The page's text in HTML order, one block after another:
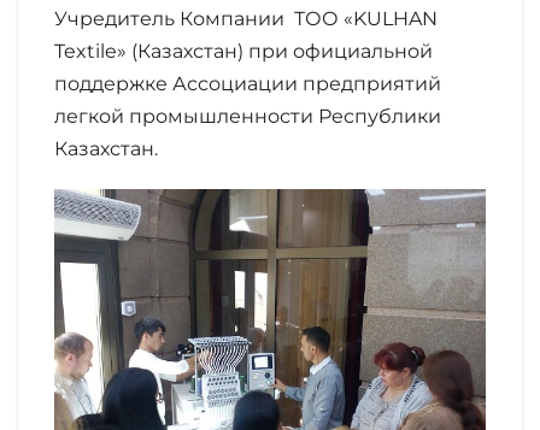
Учредитель Компании ТОО «KULHAN
Textile» (Казахстан) при официальной
поддержке Ассоциации предприятий
легкой промышленности Республики
Казахстан.